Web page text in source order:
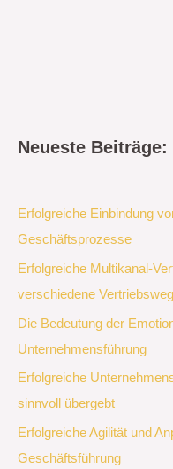
Neueste Beiträge:
Erfolgreiche Einbindung
Geschäftsprozesse
Erfolgreiche Multikanal-
verschiedene
Die Bedeutung der
Unternehmensführung
Erfolgreiche
sinnvoll übergebt
Erfolgreiche Agilität und
Geschäftsführung